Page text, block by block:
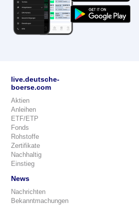
live.deutsche-
boerse.com
Aktien
Anleihen
ETF/ETP
Fonds
Rohstoffe
Zertifikate
Nachhaltig
Einstieg
News
Nachrichten
Bekanntmachungen